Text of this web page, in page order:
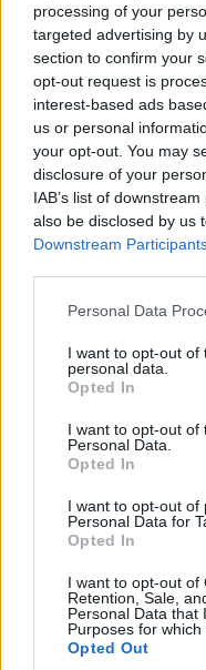
processing of your
targeted advertising by
section to confirm your
opt-out request is
interest-based ads
us or personal
your opt-out. You may
disclosure of your
IAB’s list of
also be disclosed by us
Downstream
Please note that this
not limited to your visit
grant or deny consent
use your data for below
consent section.
Personal Data
I want to opt-out of
personal data.
Opted In
I want to opt-out of
Personal Data.
Opted In
I want to opt-out of
Personal Data for
Opted In
I want to opt-out of
Retention, Sale,
Personal Data that
Purposes for which
Opted Out
bekövették
alkalmazás
annak köszönhet,
piaci igényekhez.
Nincs ez másképp
funkciójával bővül a
de ismerve a
csúszik a
értesítette a
számára
lehetőséget,
arra, hogy meglegyen
Nem új funkció ez,
csoporttal
globálisan is
tehát ha akarunk,
Ez tűnik egyébként a
méretéből kiindulva
sok spam profil fog